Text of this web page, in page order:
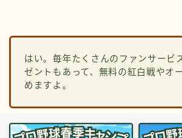
はい。毎年たくさんのファンサービ
ゼントもあって、無料の紅白戦やオ
めますよ。